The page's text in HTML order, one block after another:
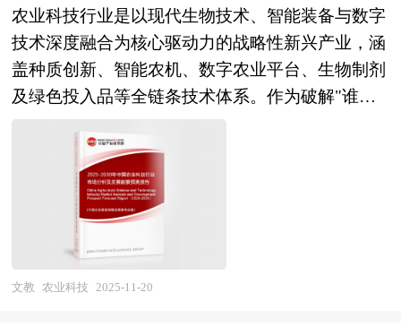
业务的发展进行详尽深入的分析，并根据游泳馆行
业的政策经济发展环境对游泳馆行业潜在的风险和
防范建议进行分析。 《2026年版游泳馆产业规划
专项研究报告》由中研产业规划院领衔制作，精英
专家团队在上千个重大项目积累了宝贵经验，为项
目成功落地保驾护航。中研产业规划院率先在业内
提出“全流程一体化”综合解决方案，提供从前期拿
地策划、定位策划、概念规划、空间规划、总体规
划、城市设计、建筑设计、景观设计、IP设计、商
业模式设计、招商、投资、运营等一系列咨询服
务。 中研普华通过对游泳馆行业长期跟踪监测，
速产品注册。市场层面，产业呈现"医疗级场景为
核、消费级应用萌芽"的格局，医疗康复领域聚焦
运动重建、语言合成、精神神经疾病调控等高价值
刚需场景，而人机交互、智能仿生、认知增强等消
极器件工程化稳定性不足、脑信号解码算法泛化能
力受限、长期生物安全性验证不充分、支付体系与
商业模式不清晰等深层挑战。 未来，中国脑机接
口产业将迎来技术成熟度与市场接受度双重提升的
黄金发展期。需求端，全球神经系统疾病患者超30
亿，人口老龄化加剧阿尔茨海默病、帕金森病等脑
谱、质谱联用及基因测序为代表的精密仪器已成为
检测主力，但仪器确认与检验方法验证的标准化流
程尚未完全统一，数据完整性、系统适用性及耐用
性评价存在执行偏差；智慧实验室建设通过物联
网、大数据与人工智能实现设备数据接口标准化与
流程自动化，但跨系统数据互通与智能决策深度仍
待提升。市场层面，第三方检测机构在政策推动下
快速崛起，与药企自检、政府监督形成三元互补格
局，但行业整体呈现"小、散、乱"特征，低价竞争
与数据质量风险并存。监管层面，药品注册检验、
批签发及飞行检查构成刚性约束，"双随机"抽查与
农业科技行业是以现代生物技术、智能装备与数字
技术深度融合为核心驱动力的战略性新兴产业，涵
盖种质创新、智能农机、数字农业平台、生物制剂
及绿色投入品等全链条技术体系。作为破解"谁来
种地、如何种好地"时代命题的关键路径，农业科
技不仅是提升农业生产效率与资源利用效率的工具
载体，更是保障国家粮食安全、推动乡村全面振
兴、服务"双碳"战略目标的核心支撑。在2025年中
央一号文件首次将"农业新质生产力"写入政策纲领
的战略指引下，农业科技已从单点技术突破阶段，
全面迈向技术集群集成、产业链重构与商业模式创
文教 农业科技 2025-11-20